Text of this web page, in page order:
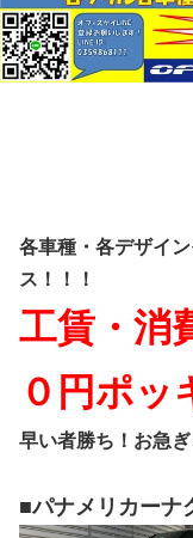
各車種・各デザイ
ス！！！
工賃・消
０円ポッ
早い者勝ち！お急ぎ
■パナメリカーナ